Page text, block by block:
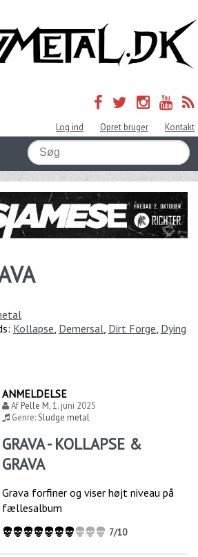
Log ind Opret bruger Kontakt
Kollapse Demersal Dirt Forge Dying
ANMELDELSE
AfPelle M,1. juni 2025
Genre:Sludge metal
GRAVA - KOLLAPSE &
GRAVA
Grava forfiner og viser højt niveau på
fællesalbum
7/10